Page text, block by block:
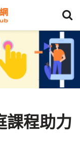
課程助力